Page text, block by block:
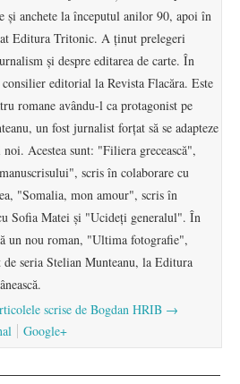
şi anchete la începutul anilor 90, apoi în
Editura Tritonic. A ţinut prelegeri
şi despre editarea de carte. În
consilier editorial la Revista Flacăra. Este
romane avându-l ca protagonist pe
un fost jurnalist forţat să se adapteze
Acestea sunt: "Filiera grecească",
scris în colaborare cu
"Somalia, mon amour", scris în
Sofia Matei şi "Ucideţi generalul". În
un nou roman, "Ultima fotografie",
de seria Stelian Munteanu, la Editura
scrise de Bogdan HRIB →
Google+